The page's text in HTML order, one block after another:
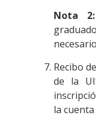
Nota 2:
Recibo
de la
la